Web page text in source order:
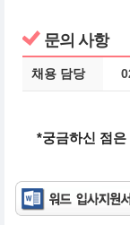
문의 사항
채용 담당
*궁금하신 점